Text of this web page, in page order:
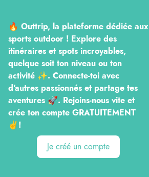
🔥 Outtrip, la plateforme dédiée aux
sports outdoor ! Explore des
itinéraires et spots incroyables,
quelque soit ton niveau ou ton
activité ✨. Connecte-toi avec
d'autres passionnés et partage tes
aventures 🚀. Rejoins-nous vite et
crée ton compte GRATUITEMENT
✌️!
Je créé un compte